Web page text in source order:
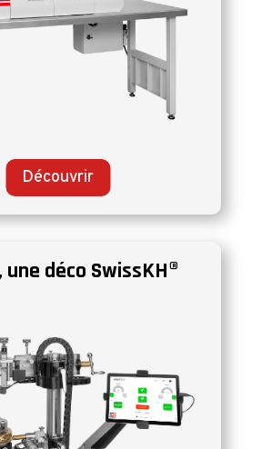
Découvrir
une déco SwissKH®